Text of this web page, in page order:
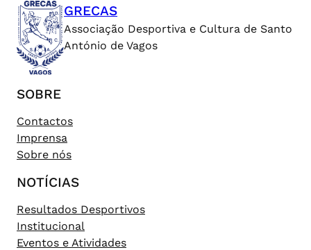
GRECAS
Associação Desportiva e Cultura de Santo
António de Vagos
SOBRE
Contactos
Imprensa
Sobre nós
NOTÍCIAS
Resultados Desportivos
Institucional
Eventos e Atividades